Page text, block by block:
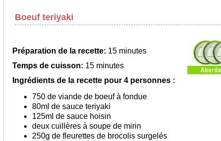
Boeuf teriyaki
Préparation de la recette: 15 minutes
Temps de cuisson: 15 minutes
Ingrédients de la recette pour 4 personnes :
750 de viande de boeuf à fondue
80ml de sauce teriyaki
125ml de sauce hoisin
deux cuillères à soupe de mirin
250g de fleurettes de brocolis surgelés